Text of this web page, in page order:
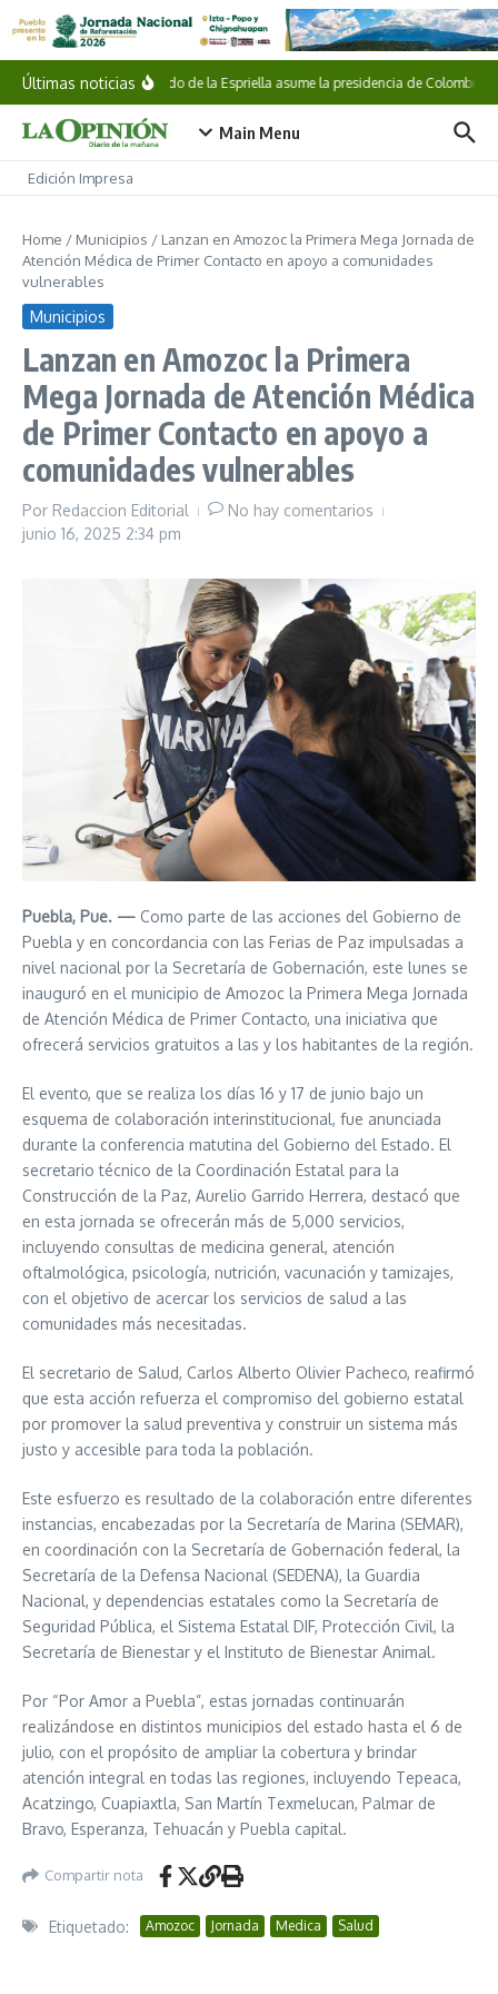
Saltar al contenido
Últimas noticiasAbelardo de la Espriella asume la presidencia de Colombia
Main Menu
Edición Impresa
Home / Municipios / Lanzan en Amozoc la Primera Mega Jornada de
Atención Médica de Primer Contacto en apoyo a comunidades
vulnerables
Municipios
Lanzan en Amozoc la Primera
Mega Jornada de Atención Médica
de Primer Contacto en apoyo a
comunidades vulnerables
Por Redaccion Editorial
No hay comentarios
junio 16, 2025 2:34 pm
Puebla, Pue. — Como parte de las acciones del Gobierno de
Puebla y en concordancia con las Ferias de Paz impulsadas a
nivel nacional por la Secretaría de Gobernación, este lunes se
inauguró en el municipio de Amozoc la Primera Mega Jornada
de Atención Médica de Primer Contacto, una iniciativa que
ofrecerá servicios gratuitos a las y los habitantes de la región.
El evento, que se realiza los días 16 y 17 de junio bajo un
esquema de colaboración interinstitucional, fue anunciada
durante la conferencia matutina del Gobierno del Estado. El
secretario técnico de la Coordinación Estatal para la
Construcción de la Paz, Aurelio Garrido Herrera, destacó que
en esta jornada se ofrecerán más de 5,000 servicios,
incluyendo consultas de medicina general, atención
oftalmológica, psicología, nutrición, vacunación y tamizajes,
con el objetivo de acercar los servicios de salud a las
comunidades más necesitadas.
El secretario de Salud, Carlos Alberto Olivier Pacheco, reafirmó
que esta acción refuerza el compromiso del gobierno estatal
por promover la salud preventiva y construir un sistema más
justo y accesible para toda la población.
Este esfuerzo es resultado de la colaboración entre diferentes
instancias, encabezadas por la Secretaría de Marina (SEMAR),
en coordinación con la Secretaría de Gobernación federal, la
Secretaría de la Defensa Nacional (SEDENA), la Guardia
Nacional, y dependencias estatales como la Secretaría de
Seguridad Pública, el Sistema Estatal DIF, Protección Civil, la
Secretaría de Bienestar y el Instituto de Bienestar Animal.
Por “Por Amor a Puebla”, estas jornadas continuarán
realizándose en distintos municipios del estado hasta el 6 de
julio, con el propósito de ampliar la cobertura y brindar
atención integral en todas las regiones, incluyendo Tepeaca,
Acatzingo, Cuapiaxtla, San Martín Texmelucan, Palmar de
Bravo, Esperanza, Tehuacán y Puebla capital.
Compartir nota
Etiquetado: Amozoc Jornada Medica Salud